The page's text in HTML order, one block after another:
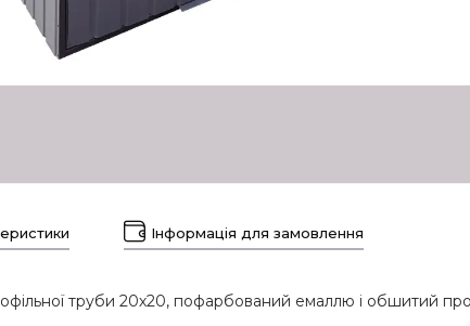
Інформація для замовлення
труби 20х20, пофарбований емаллю і обшитий